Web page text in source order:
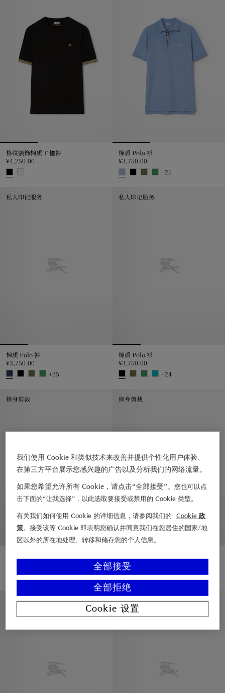
格纹装饰棉质 T 恤衫
¥4,250.00
棉质 Polo 衫
¥3,750.00
+25
私人印记服务
棉质 Polo 衫
¥3,750.00
+25
私人印记服务
棉质 Polo 衫
¥3,750.00
+24
修身剪裁
骑士图案棉质 T 恤衫, ¥4,050.00
修身剪裁
¥4,050.00
骑士图案棉质 T 恤衫, ¥4,050.00
休闲版型 休闲版型
我们使用 Cookie 和类似技术来改善并提供个性化用户体验、
在第三方平台展示您感兴趣的广告以及分析我们的网络流量。
如果您希望允许所有 Cookie，请点击“全部接受”。您也可以点
击下面的“让我选择”，以此选取要接受或禁用的 Cookie 类型。
有关我们如何使用 Cookie 的详细信息，请参阅我们的
Cookie 政
策。接受该等 Cookie 即表明您确认并同意我们在您居住的国家/地
区以外的所在地处理、转移和储存您的个人信息。
全部拒绝
全部接受
Cookie 设置